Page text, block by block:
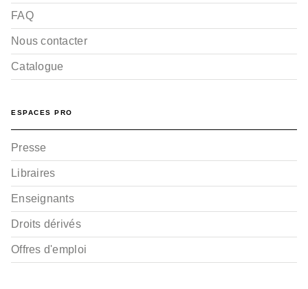
FAQ
Nous contacter
Catalogue
ESPACES PRO
Presse
Libraires
Enseignants
Droits dérivés
Offres d'emploi